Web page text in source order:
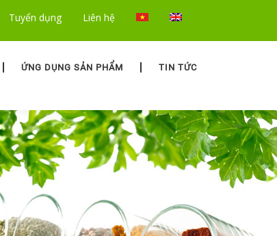
Tuyển dụng Liên hệ
ỨNG DỤNG SẢN PHẨM TIN TỨC